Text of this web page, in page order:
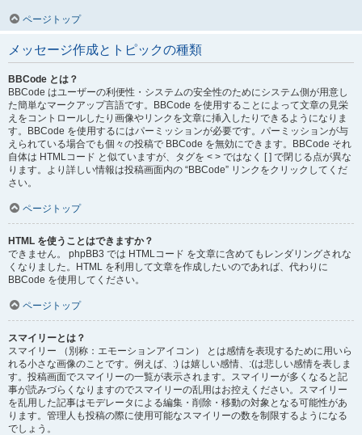
ページトップ
メッセージ作成とトピックの種類
BBCode とは？
BBCode はユーザーの利便性・システムの安全性のためにシステム側が用意し
た簡単なマークアップ言語です。BBCode を使用することによって文章の見栄
えをコントロールしたり画像やリンクを文章に挿入したりできるようになりま
す。BBCode を使用するにはパーミッションが必要です。パーミッションが与
えられている場合でも個々の投稿で BBCode を無効にできます。BBCode それ
自体は HTMLコード と似ていますが、タグを < > ではなく [ ] で閉じる点が異な
ります。より詳しい情報は投稿画面内の “BBCode” リンクをクリックしてくだ
さい。
ページトップ
HTML を使うことはできますか？
できません。 phpBB3 では HTMLコード を文章に含めてもレンダリングされな
くなりました。HTML を利用して文章を作成したいのであれば、代わりに
BBCode を使用してください。
ページトップ
スマイリーとは？
スマイリー （別称：エモーションアイコン） とは感情を表現するために用いら
れる小さな画像のことです。例えば、:) は嬉しい感情、:(は悲しい感情を表しま
す。投稿画面でスマイリーの一覧が表示されます。スマイリーが多くなると記
事が読みづらくなりますのでスマイリーの乱用はお控えください。スマイリー
を乱用した記事はモデレータによる編集・削除・移動の対象となる可能性があ
ります。管理人も投稿の際に使用可能なスマイリーの数を制限するようになる
でしょう。